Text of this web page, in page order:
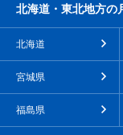
北海道・東北地方の
北海道
宮城県
福島県